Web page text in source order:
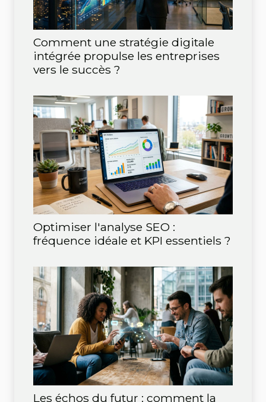
Comment une stratégie digitale
intégrée propulse les entreprises
vers le succès ?
Optimiser l'analyse SEO :
fréquence idéale et KPI essentiels ?
Les échos du futur : comment la